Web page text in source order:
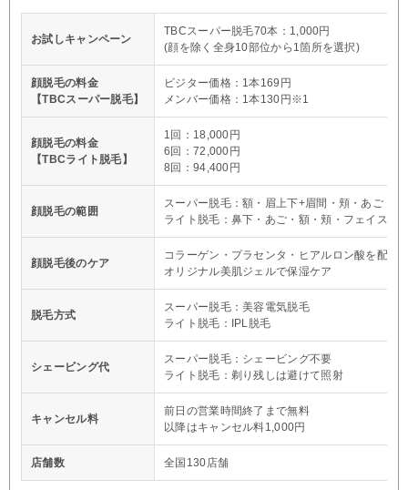
お試しキャンペーン
TBCスーパー脱毛70本：1,000円
(顔を除く全身10部位から1箇所を選択)
顔脱毛の料金
【TBCスーパー脱毛】
ビジター価格：1本169円
メンバー価格：1本130円※1
顔脱毛の料金
【TBCライト脱毛】
1回：18,000円
6回：72,000円
8回：94,400円
顔脱毛の範囲
スーパー脱毛：額・眉上下+眉間・頬・あご・
ライト脱毛：鼻下・あご・額・頬・フェイスラ
顔脱毛後のケア
コラーゲン・プラセンタ・ヒアルロン酸を配合
オリジナル美肌ジェルで保湿ケア
脱毛方式
スーパー脱毛：美容電気脱毛
ライト脱毛：IPL脱毛
シェービング代
スーパー脱毛：シェービング不要
ライト脱毛：剃り残しは避けて照射
キャンセル料
前日の営業時間終了まで無料
以降はキャンセル料1,000円
店舗数 全国130店舗